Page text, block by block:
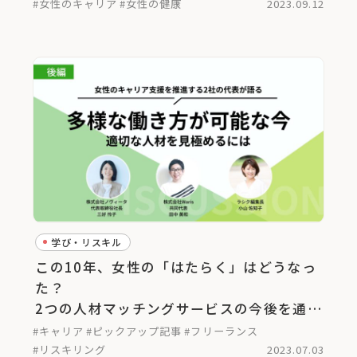
#女性のキャリア #女性の健康 2023.09.12
学び・リスキル
この10年、女性の「はたらく」はどうなっ
た？
2つの人材マッチングサービスの今後を通し
て考える＜後編＞
#キャリア #ピックアップ記事 #フリーランス
#リスキリング
2023.07.03